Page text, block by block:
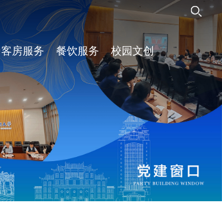
客房服务 餐饮服务 校园文创